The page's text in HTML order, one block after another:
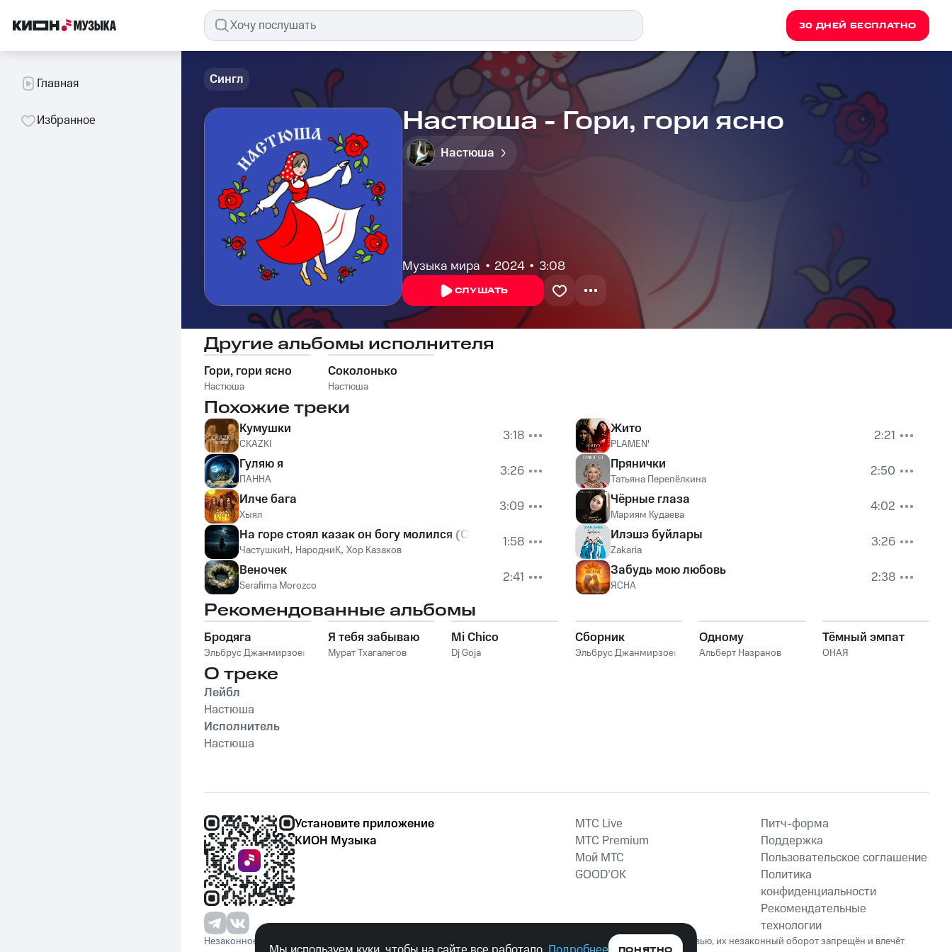
30 ДНЕЙ БЕСПЛАТНО
Главная
Избранное
Сингл
Настюша - Гори, гори ясно
Настюша
Музыка мира 2024 3:08
СЛУШАТЬ
Другие альбомы исполнителя
Гори, гори ясно
Настюша
Соколонько
Настюша
Похожие треки
Кумушки
СКАZKI
3:18
Гуляю я
ПАННА
3:26
Илче бага
Хыял
3:09
На горе стоял казак он богу молился (Ойся ты ойся)
ЧастушкиН, НародниК, Хор Казаков
1:58
Веночек
Serafima Morozco 2:41
Жито
PLAMEN'
2:21
Прянички
Татьяна Перепёлкина
2:50
Чёрные глаза
Мариям Кудаева
4:02
Илэшэ буйлары
Zakaria
3:26
Забудь мою любовь
ЯСНА 2:38
Рекомендованные альбомы
Бродяга
Эльбрус Джанмирзоев
Я тебя забываю
Мурат Тхагалегов
Mi Chico
Dj Goja
Сборник
Эльбрус Джанмирзоев
Одному
Альберт Назранов
Тёмный эмпат
ОНАЯ
О треке
Лейбл
Настюша
Исполнитель
Настюша
Установите приложение
КИОН Музыка
MTС Live
MTС Premium
Мой МТС
GOOD’OK
Питч-форма
Поддержка
Пользовательское соглашение
Политика
конфиденциальности
Рекомендательные
технологии
Незаконное потребление наркотических средств, психотропных веществ, их аналогов причиняет вред здоровью, их незаконный оборот запрещён и влечёт